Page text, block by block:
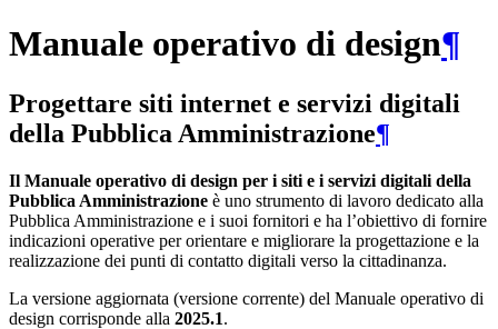
Manuale operativo di design¶
Progettare siti internet e servizi digitali
della Pubblica Amministrazione¶
Il Manuale operativo di design per i siti e i servizi digitali della
Pubblica Amministrazione è uno strumento di lavoro dedicato alla
Pubblica Amministrazione e i suoi fornitori e ha l’obiettivo di fornire
indicazioni operative per orientare e migliorare la progettazione e la
realizzazione dei punti di contatto digitali verso la cittadinanza.
La versione aggiornata (versione corrente) del Manuale operativo di
design corrisponde alla 2025.1.